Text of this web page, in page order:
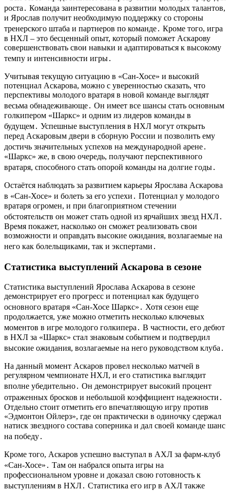
роста․ Команда заинтересована в развитии молодых талантов,
и Ярослав получит необходимую поддержку со стороны
тренерского штаба и партнеров по команде․ Кроме того, игра
в НХЛ – это бесценный опыт, который поможет Аскарову
совершенствовать свои навыки и адаптироваться к высокому
темпу и интенсивности игры․
Учитывая текущую ситуацию в «Сан-Хосе» и высокий
потенциал Аскарова, можно с уверенностью сказать, что
перспективы молодого вратаря в новой команде выглядят
весьма обнадеживающе․ Он имеет все шансы стать основным
голкипером «Шаркс» и одним из лидеров команды в
будущем․ Успешные выступления в НХЛ могут открыть
перед Аскаровым двери в сборную России и позволить ему
достичь значительных успехов на международной арене․
«Шаркс» же, в свою очередь, получают перспективного
вратаря, способного стать опорой команды на долгие годы․
Остаётся наблюдать за развитием карьеры Ярослава Аскарова
в «Сан-Хосе» и болеть за его успехи․ Потенциал у молодого
вратаря огромен, и при благоприятном стечении
обстоятельств он может стать одной из ярчайших звезд НХЛ․
Время покажет, насколько он сможет реализовать свои
возможности и оправдать высокие ожидания, возлагаемые на
него как болельщиками, так и экспертами․
Статистика выступлений Аскарова в сезоне
Статистика выступлений Ярослава Аскарова в сезоне
демонстрирует его прогресс и потенциал как будущего
основного вратаря «Сан-Хосе Шаркс»․ Хотя сезон еще
продолжается, уже можно отметить несколько ключевых
моментов в игре молодого голкипера․ В частности, его дебют
в НХЛ за «Шаркс» стал знаковым событием и подтвердил
высокие ожидания, возлагаемые на него руководством клуба․
На данный момент Аскаров провел несколько матчей в
регулярном чемпионате НХЛ, и его статистика выглядит
вполне убедительно․ Он демонстрирует высокий процент
отраженных бросков и небольшой коэффициент надежности․
Отдельно стоит отметить его впечатляющую игру против
«Эдмонтон Ойлерз», где он практически в одиночку сдержал
натиск звездного состава соперника и дал своей команде шанс
на победу․
Кроме того, Аскаров успешно выступал в АХЛ за фарм-клуб
«Сан-Хосе»․ Там он набрался опыта игры на
профессиональном уровне и доказал свою готовность к
выступлениям в НХЛ․ Статистика его игр в АХЛ также